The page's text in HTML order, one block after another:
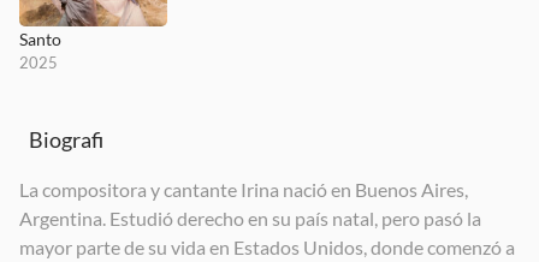
Santo
2025
Biografi
La compositora y cantante Irina nació en Buenos Aires,
Argentina. Estudió derecho en su país natal, pero pasó la
mayor parte de su vida en Estados Unidos, donde comenzó a